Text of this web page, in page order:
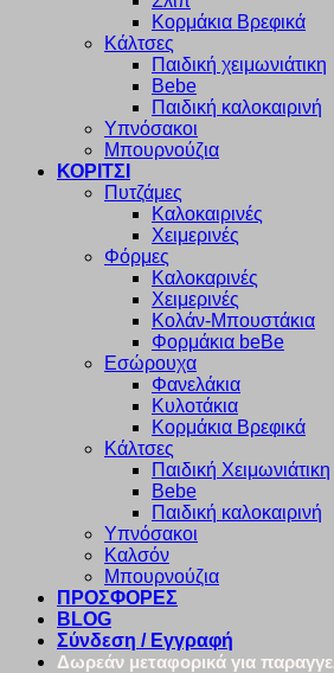
Κορμάκια Βρεφικά
Κάλτσες
Παιδική χειμωνιάτικη
Bebe
Παιδική καλοκαιρινή
Υπνόσακοι
Μπουρνούζια
ΚΟΡΙΤΣΙ
Πυτζάμες
Καλοκαιρινές
Χειμερινές
Φόρμες
Καλοκαρινές
Χειμερινές
Κολάν-Μπουστάκια
Φορμάκια beBe
Εσώρουχα
Φανελάκια
Κυλοτάκια
Κορμάκια Βρεφικά
Κάλτσες
Παιδική Χειμωνιάτικη
Bebe
Παιδική καλοκαιρινή
Υπνόσακοι
Καλσόν
Μπουρνούζια
ΠΡΟΣΦΟΡΕΣ
BLOG
Σύνδεση / Εγγραφή
Δωρεάν μεταφορικά για